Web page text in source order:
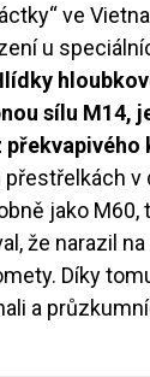
ve
u
sílu M14,
v
jako M60,
že narazil
Díky
a